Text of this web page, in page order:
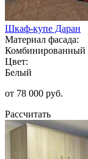
Шкаф-купе Даран
Материал фасада:
Комбинированный
Цвет:
Белый
от 78 000 руб.
Рассчитать